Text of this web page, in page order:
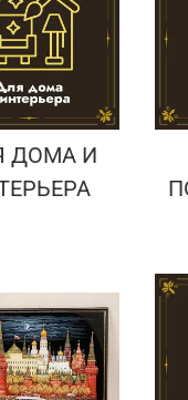
ДОМА И